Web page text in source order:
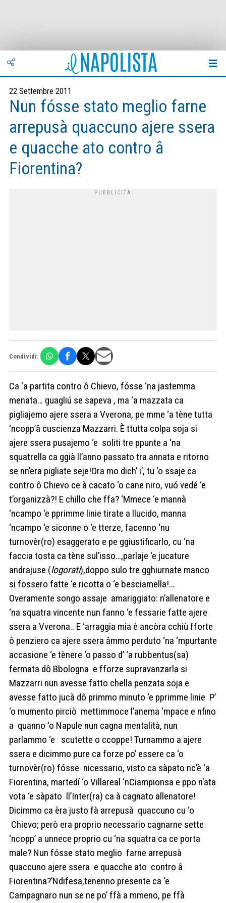
22 Settembre 2011
Nun fósse stato meglio farne
arrepusà quaccuno ajere ssera
e quacche ato contro â
Fiorentina?
Condividi:
Ca ‘a partita contro ô Chievo, fósse ‘na jastemma
menata… guagliú se sapeva , ma ‘a mazzata ca
pigliajemo ajere ssera a Vverona, pe mme ‘a tène tutta
‘ncopp’â cuscienza Mazzarri. È ttutta colpa soja si
ajere ssera pusajemo ‘e soliti tre ppunte a ‘na
squatrella ca ggià ll’anno passato tra annata e ritorno
se nn’era pigliate seje!Ora mo dich’ i’, tu ‘o ssaje ca
contro ô Chievo ce à cacato ‘o cane niro, vuó vedé ‘e
t’organizzà?! E chillo che ffa? ‘Mmece ‘e mannà
‘ncampo ‘e pprimme linie tirate a llucido, manna
‘ncampo ‘e siconne o ‘e tterze, facenno ‘nu
turnovèr(ro) esaggerato e pe ggiustificarlo, cu ‘na
faccia tosta ca tène sul’isso…,parlaje ‘e jucature
andrajuse (logorati),doppo sulo tre gghiurnate manco
si fossero fatte ‘e ricotta o ‘e besciamella!…
Overamente songo assaje amariggiato: n’allenatore e
‘na squatra vincente nun fanno ‘e fessarie fatte ajere
ssera a Vverona.. E ‘arraggia mia è ancòra cchiù fforte
ô penziero ca ajere ssera âmmo perduto ‘na ‘mpurtante
accasione ‘e tènere ‘o passo d’ ‘a rubbentus(sa)
fermata dô Bbologna e fforze supravanzarla si
Mazzarri nun avesse fatto chella penzata soja e
avesse fatto jucà dô primmo minuto ‘e pprimme linie P’
‘o mumento pirciò mettimmoce l’anema ‘mpace e nfino
a quanno ‘o Napule nun cagna mentalità, nun
parlammo ‘e scutette o ccoppe! Turnammo a ajere
ssera e dicimmo pure ca forze po’ essere ca ‘o
turnovèr(ro) fósse nicessario, visto ca sàpato nc’è ‘a
Fiorentina, martedí ‘o Villareal ‘nCiampionsa e ppo n’ata
vota ‘e sàpato ll’Inter(ra) ca à cagnato allenatore!
Dicimmo ca èra justo fà arrepusà quaccuno cu ‘o
Chievo; però era proprio necessario cagnarne sette
‘ncopp’ a unnece proprio cu ‘na squatra ca ce porta
male? Nun fósse stato meglio farne arrepusà
quaccuno ajere ssera e quacche ato contro â
Fiorentina?’Ndifesa,tenenno presente ca ‘e
Campagnaro nun se ne po’ ffà a mmeno, pe ffà